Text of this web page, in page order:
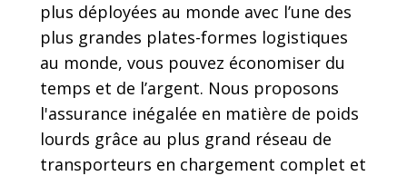
plus déployées au monde avec l’une des
plus grandes plates-formes logistiques
au monde, vous pouvez économiser du
temps et de l’argent. Nous proposons
l'assurance inégalée en matière de poids
lourds grâce au plus grand réseau de
transporteurs en chargement complet et